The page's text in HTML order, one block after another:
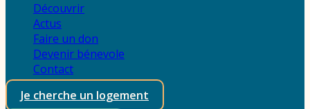
Découvrir
Actus
Faire un don
Devenir bénevole
Contact
Je cherche un logement